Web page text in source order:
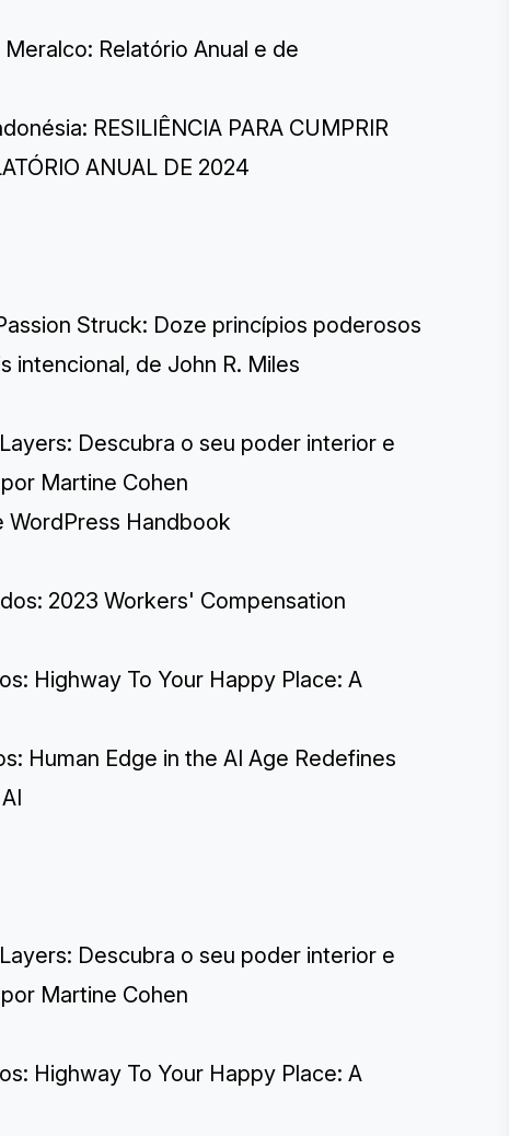
Relatório Anual e de
RESILIÊNCIA PARA CUMPRIR
ANUAL DE 2024
Struck: Doze princípios poderosos
intencional, de John R. Miles
Descubra o seu poder interior e
Martine Cohen
WordPress Handbook
2023 Workers' Compensation
Highway To Your Happy Place: A
Human Edge in the AI Age Redefines
Descubra o seu poder interior e
Martine Cohen
Highway To Your Happy Place: A